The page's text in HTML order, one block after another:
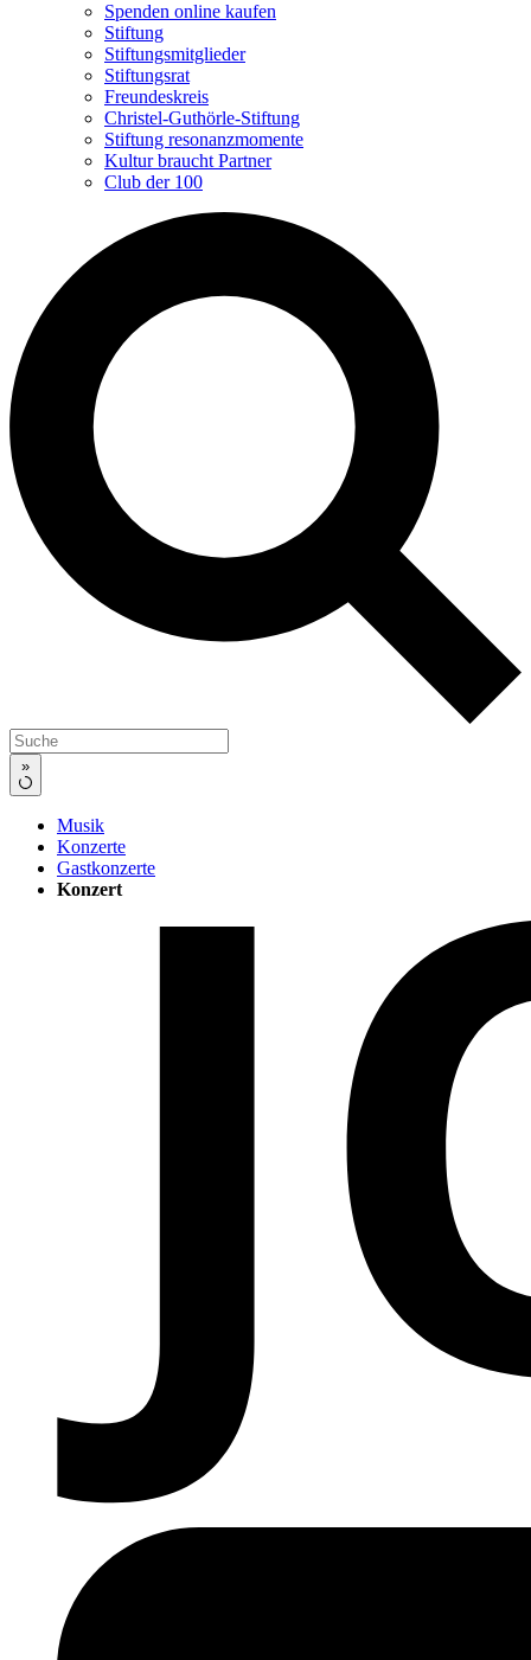
Spenden online kaufen
Stiftung
Stiftungsmitglieder
Stiftungsrat
Freundeskreis
Christel-Guthörle-Stiftung
Stiftung resonanzmomente
Kultur braucht Partner
Club der 100
»
Musik
Konzerte
Gastkonzerte
Konzert